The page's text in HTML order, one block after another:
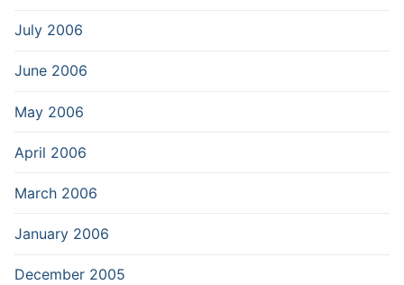
July 2006
June 2006
May 2006
April 2006
March 2006
January 2006
December 2005